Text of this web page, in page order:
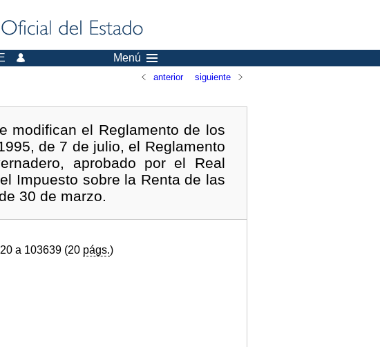
Menú
anterior siguiente
modifican el Reglamento de los
de 7 de julio, el Reglamento
aprobado por el Real
Impuesto sobre la Renta de las
30 de marzo.
a 103639 (20 págs.)